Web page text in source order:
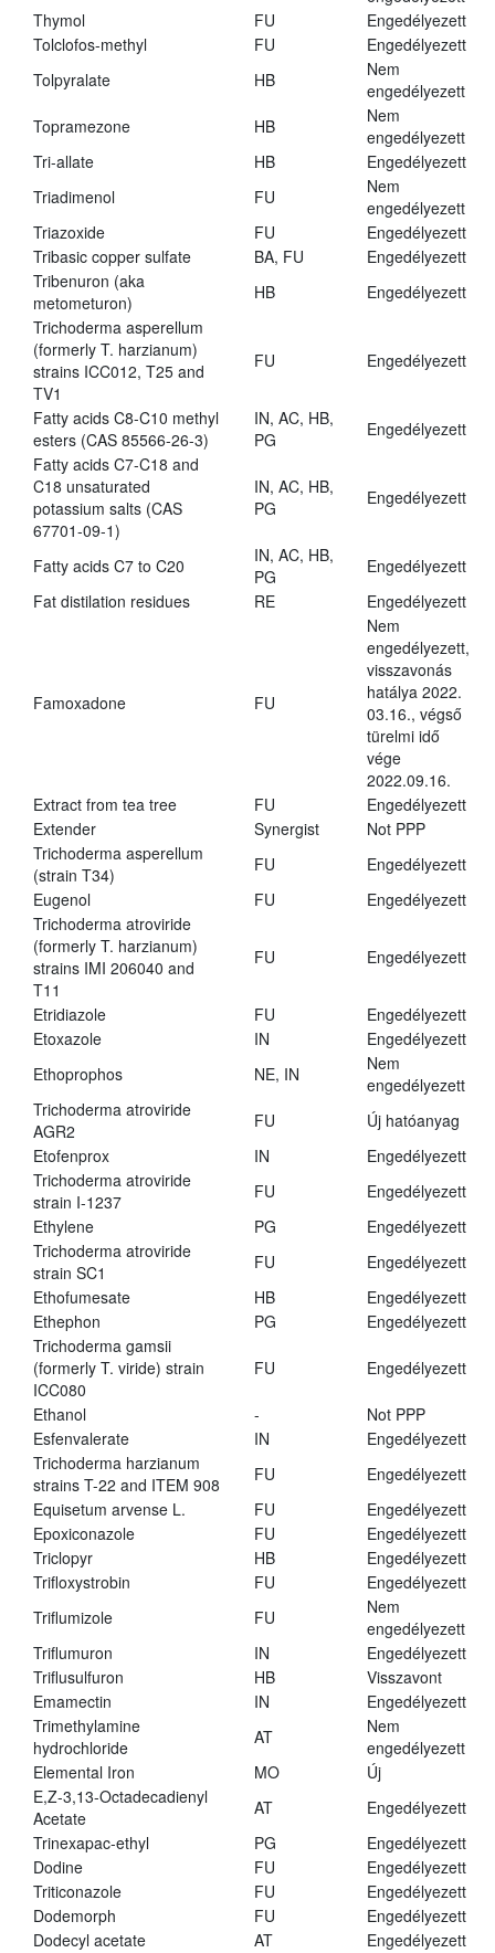
Thymol
FU
Engedélyezett
Tolclofos-methyl
FU
Engedélyezett
Tolpyralate
HB
Nem
engedélyezett
Topramezone
HB
Nem
engedélyezett
Tri-allate
HB
Engedélyezett
Triadimenol
FU
Nem
engedélyezett
Triazoxide
FU
Engedélyezett
Tribasic copper sulfate
BA, FU
Engedélyezett
Tribenuron (aka
metometuron)
HB
Engedélyezett
Trichoderma asperellum
(formerly T. harzianum)
strains ICC012, T25 and
TV1
FU Engedélyezett
Fatty acids C8-C10 methyl
esters (CAS 85566-26-3)
IN, AC, HB,
PG
Engedélyezett
Fatty acids C7-C18 and
C18 unsaturated
potassium salts (CAS
67701-09-1)
IN, AC, HB,
PG
Engedélyezett
Fatty acids C7 to C20
IN, AC, HB,
PG
Engedélyezett
Fat distilation residues
RE Engedélyezett
Famoxadone FU
Nem
engedélyezett,
visszavonás
hatálya 2022.
03.16., végső
türelmi idő
vége
2022.09.16.
Extract from tea tree
FU
Engedélyezett
Extender
Synergist
Not PPP
Trichoderma asperellum
(strain T34)
FU
Engedélyezett
Eugenol
FU
Engedélyezett
Trichoderma atroviride
(formerly T. harzianum)
strains IMI 206040 and
T11
FU Engedélyezett
Etridiazole FU
Engedélyezett
Etoxazole
IN
Engedélyezett
Ethoprophos
NE, IN
Nem
engedélyezett
Trichoderma atroviride
AGR2
FU
Új hatóanyag
Etofenprox
IN
Engedélyezett
Trichoderma atroviride
strain I-1237
FU
Engedélyezett
Ethylene
PG
Engedélyezett
Trichoderma atroviride
strain SC1
FU
Engedélyezett
Ethofumesate
HB
Engedélyezett
Ethephon
PG
Engedélyezett
Trichoderma gamsii
(formerly T. viride) strain
ICC080
FU Engedélyezett
Ethanol -
Not PPP
Esfenvalerate
IN
Engedélyezett
Trichoderma harzianum
strains T-22 and ITEM 908
FU
Engedélyezett
Equisetum arvense L.
FU
Engedélyezett
Epoxiconazole
FU
Engedélyezett
Triclopyr
HB
Engedélyezett
Trifloxystrobin
FU
Engedélyezett
Triflumizole
FU
Nem
engedélyezett
Triflumuron
IN
Engedélyezett
Triflusulfuron
HB
Visszavont
Emamectin
IN
Engedélyezett
Trimethylamine
hydrochloride
AT
Nem
engedélyezett
Elemental Iron
MO
Új
E,Z-3,13-Octadecadienyl
Acetate
AT
Engedélyezett
Trinexapac-ethyl
PG
Engedélyezett
Dodine
FU
Engedélyezett
Triticonazole
FU
Engedélyezett
Dodemorph
FU
Engedélyezett
Dodecyl acetate
AT Engedélyezett